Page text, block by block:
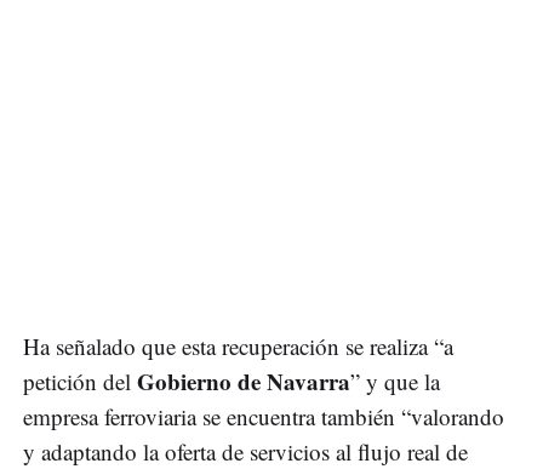
Ha señalado que esta recuperación se realiza “a
petición del Gobierno de Navarra” y que la
empresa ferroviaria se encuentra también “valorando
y adaptando la oferta de servicios al flujo real de